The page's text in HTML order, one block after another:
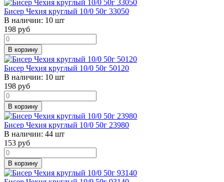
Бисер Чехия круглый 10/0 50г 33050
В наличии: 10 шт
198 руб
В корзину
Бисер Чехия круглый 10/0 50г 50120
В наличии: 10 шт
198 руб
В корзину
Бисер Чехия круглый 10/0 50г 23980
В наличии: 44 шт
153 руб
В корзину